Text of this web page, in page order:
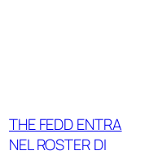
THE FEDD ENTRA
NEL ROSTER DI